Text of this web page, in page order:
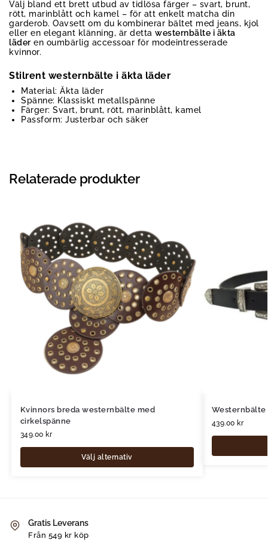
Välj bland ett brett utbud av tidlösa färger – svart, brunt,
rött, marinblått och kamel – för att enkelt matcha din
garderob. Oavsett om du kombinerar bältet med jeans, kjol
eller en elegant klänning, är detta westernbälte i äkta
läder en oumbärlig accessoar för modeintresserade
kvinnor.
Stilrent westernbälte i äkta läder
Material: Äkta läder
Spänne: Klassiskt metallspänne
Färger: Svart, brunt, rött, marinblått, kamel
Passform: Justerbar och säker
Relaterade produkter
Kvinnors breda westernbälte med
cirkelspänne
349.00 kr
Välj alternativ
Westernbälte
439.00 kr
Gratis Leverans
Från 549 kr köp